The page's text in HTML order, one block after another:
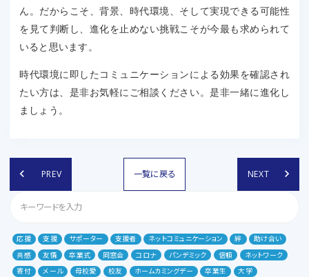
ん。だからこそ、背景、時代環境、そして実現できる可能性
を見て判断し、進化を止めない挑戦こそが今最も求められて
いると思います。
時代環境に即したコミュニケーションによる効果を確認され
たい方は、是非お気軽にご相談ください。是非一緒に進化し
ましょう。
keyboard_arrow_left PREV 一覧に戻る NEXT keyboard_arrow_right
応援 支援 サポーター 支援者 ネットコミュニケーション 絆
助け合い
共感
友情 卒業式 同窓会 コロナ パンデミック 信頼
ネットワーク
寄付
メール 母校愛 校友 ホームカミングデー 卒業生
大学